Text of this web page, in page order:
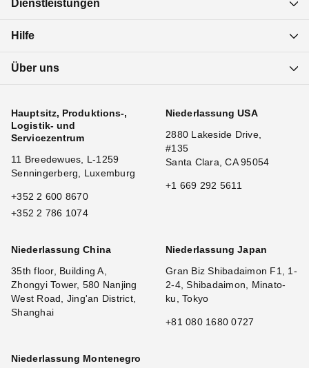
Dienstleistungen
Hilfe
Über uns
Hauptsitz, Produktions-,
Logistik- und
Servicezentrum
11 Breedewues, L-1259
Senningerberg, Luxemburg
+352 2 600 8670
+352 2 786 1074
Niederlassung USA
2880 Lakeside Drive,
#135
Santa Clara, CA 95054
+1 669 292 5611
Niederlassung China
35th floor, Building A,
Zhongyi Tower, 580 Nanjing
West Road, Jing'an District,
Shanghai
Niederlassung Japan
Gran Biz Shibadaimon F1, 1-
2-4, Shibadaimon, Minato-
ku, Tokyo
+81 080 1680 0727
Niederlassung Montenegro